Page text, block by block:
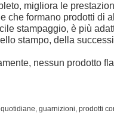
migliora le
che formano prodotti di
stampaggio, è più
stampo, della
nessun prodotto
guarnizioni, prodotti